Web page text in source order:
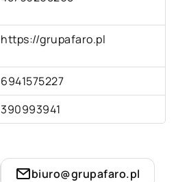
https://grupafaro.pl
6941575227
390993941
biuro@grupafaro.pl